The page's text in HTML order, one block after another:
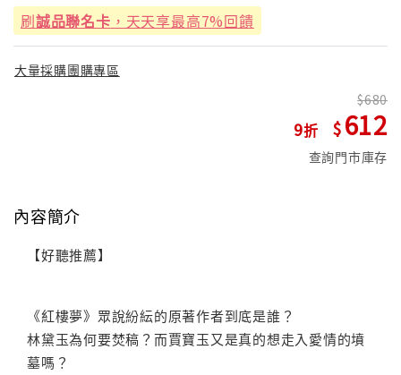
刷誠品聯名卡 ，天天享最高7%回饋
大量採購團購專區
9
680
612
查詢門市庫存
內容簡介
【好聽推薦】
《紅樓夢》眾說紛紜的原著作者到底是誰？
林黛玉為何要焚稿？而賈寶玉又是真的想走入愛情的墳
墓嗎？